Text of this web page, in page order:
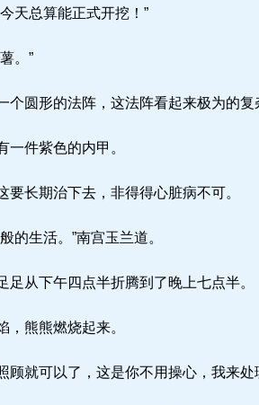
天总算能正式开挖！”
。”
圆形的法阵，这法阵看起来极为的复
件紫色的内甲。
长期治下去，非得得心脏病不可。
生活。”南宫玉兰道。
从下午四点半折腾到了晚上七点半。
熊熊燃烧起来。
就可以了，这是你不用操心，我来处